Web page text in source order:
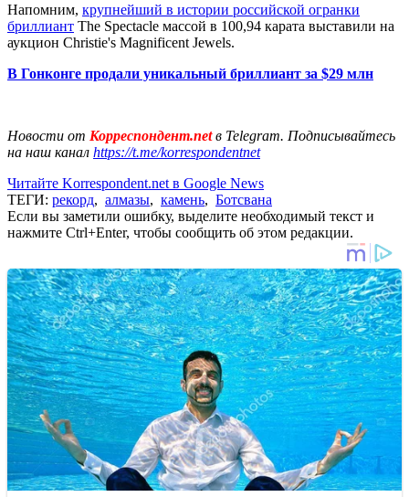
Напомним, крупнейший в истории российской огранки
бриллиант The Spectacle массой в 100,94 карата выставили на
аукцион Christie's Magnificent Jewels.
В Гонконге продали уникальный бриллиант за $29 млн
Новости от Корреспондент.netв Telegram. Подписывайтесь
на наш канал https://t.me/korrespondentnet
Читайте Korrespondent.net в Google News
ТЕГИ: рекорд, алмазы, камень, Ботсвана
Если вы заметили ошибку, выделите необходимый текст и
нажмите Ctrl+Enter, чтобы сообщить об этом редакции.